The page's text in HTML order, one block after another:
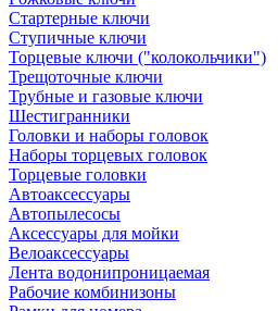
Стартерные ключи
Ступичные ключи
Торцевые ключи ("колокольчики")
Трещоточные ключи
Трубные и газовые ключи
Шестигранники
Головки и наборы головок
Наборы торцевых головок
Торцевые головки
Автоаксессуары
Автопылесосы
Аксессуары для мойки
Велоаксессуары
Лента водонипроницаемая
Рабочие комбинизоны